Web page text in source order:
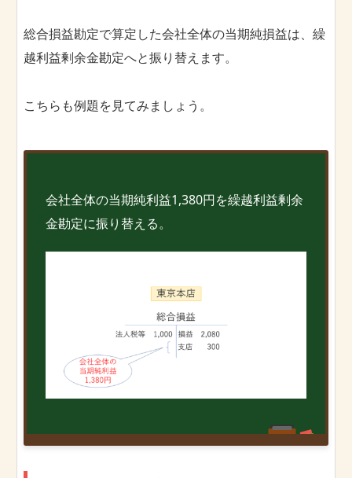
総合損益勘定で算定した会社全体の当期純損益は、繰
越利益剰余金勘定へと振り替えます。
こちらも例題を見てみましょう。
会社全体の当期純利益1,380円を繰越利益剰余
金勘定に振り替える。